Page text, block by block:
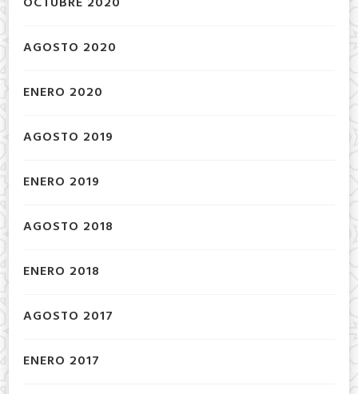
AGOSTO 2020
ENERO 2020
AGOSTO 2019
ENERO 2019
AGOSTO 2018
ENERO 2018
AGOSTO 2017
ENERO 2017